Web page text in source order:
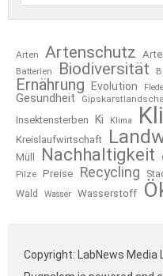
Arten Artenschutz
Batterien
Biodiversität
Ernährung
Evolution
Gesundheit
Insektensterben Ki Klima
Kreislaufwirtschaft
Müll
Nachhaltigkeit
Pilze Preise Recycling
Wald
Wasser Wasserstoff
Copyright: LabNews Media